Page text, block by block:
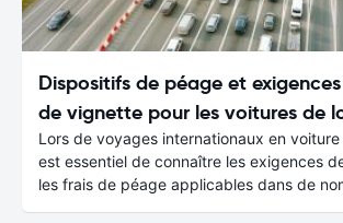
Dispositifs de péage et
de vignette pour les voitures de
Lors de voyages internationaux en
est essentiel de connaître les exigences
les frais de péage applicables dans de